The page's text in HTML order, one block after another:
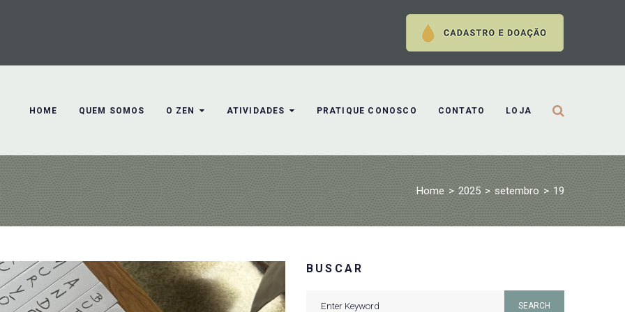
HOME QUEM SOMOS O ZEN ATIVIDADES PRATIQUE CONOSCO CONTATO LOJA
Home > 2025 > setembro > 19
BUSCAR
SEARCH